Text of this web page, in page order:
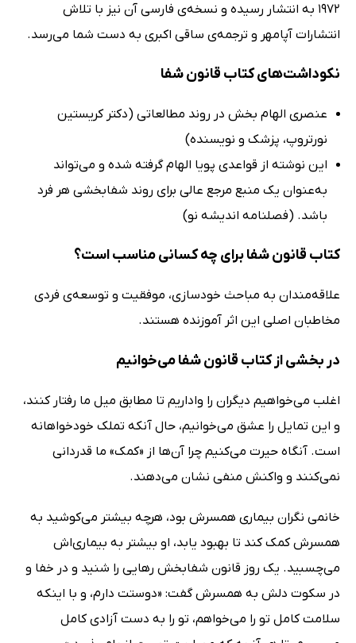
1972 به انتشار رسیده و نسخه‌ی فارسی آن نیز با تلاش
انتشارات آپامهر و ترجمه‌ی ساقی اکبری به دست شما می‌رسد.
نکوداشت‌های کتاب قانون شفا
عنصری الهام بخش در روند مطالعاتی (دکتر کریستین
نورتروپ، پزشک و نویسنده)
این نوشته از قواعدی پویا الهام گرفته شده و می‌تواند
به‌عنوان یک منبع مرجع عالی برای روند شفابخشی هر فرد
باشد. (فصلنامه اندیشه نو)
کتاب قانون شفا برای چه کسانی مناسب است؟
علاقه‌مندان به مباحث خودسازی، موفقیت و توسعه‌ی فردی
مخاطبان اصلی این اثر آموزنده هستند.
در بخشی از کتاب قانون شفا می‌خوانیم
اغلب می‌خواهیم دیگران را واداریم تا مطابق میل ما رفتار کنند،
و این تمایل را عشق می‌خوانیم، حال آنکه تملک خودخواهانه
است. آنگاه حیرت می‌کنیم چرا آن‌ها از «کمک» ما قدردانی
نمی‌کنند و واکنش منفی نشان می‌دهند.
خانمی نگران بیماری همسرش بود، هرچه بیشتر می‌کوشید به
همسرش کمک کند تا بهبود یابد، او بیشتر به بیماری‌اش
می‌چسبید. یک روز قانون شفابخش رهایی را شنید و در خفا و
در سکوت دلش به همسرش گفت: «دوستت دارم، و با اینکه
سلامت کامل تو را می‌خواهم، تو را به دست آزادی کامل